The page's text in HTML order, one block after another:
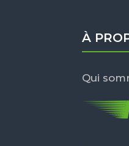
À
Qui